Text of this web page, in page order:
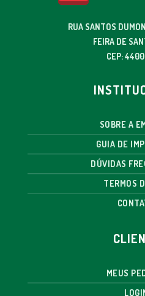
RUA SANTOS
FEIRA DE
CEP:
SOBRE A
GUIA DE
DÚVIDAS
TERMOS
MEUS